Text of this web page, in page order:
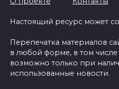
Настоящий ресурс может
Перепечатка материалов
в любой форме, в том
возможно только при
использованные новости.